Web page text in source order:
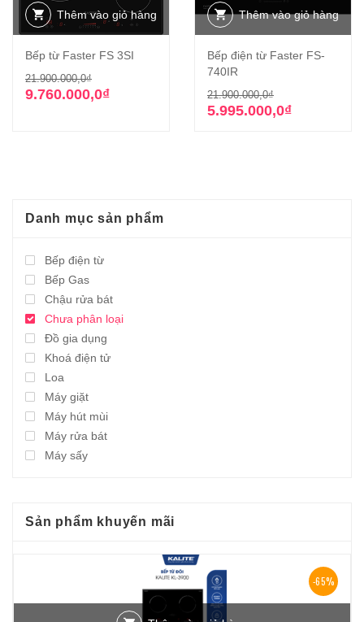
Thêm vào giỏ hàng
Bếp từ Faster FS 3SI
21.900.000,0₫Giá
gốc
9.760.000,0₫
Giá
hiện
Thêm vào giỏ hàng
Bếp điện từ Faster FS-
740IR
21.900.000,0₫Giá
gốc
5.995.000,0₫
Giá
hiện
Danh mục sản phẩm
Bếp điện từ
Bếp Gas
Chậu rửa bát
Chưa phân loại
Đồ gia dụng
Khoá điện tử
Loa
Máy giặt
Máy hút mùi
Máy rửa bát
Máy sấy
Sản phẩm khuyến mãi
-65%